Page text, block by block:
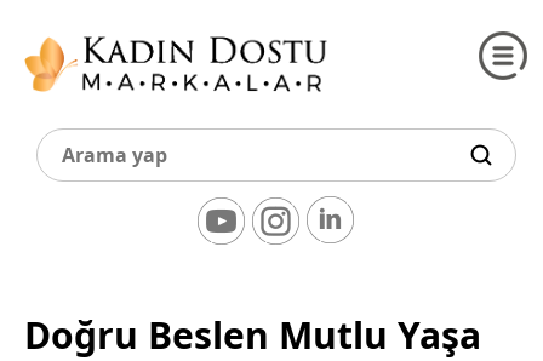
Doğru Beslen Mutlu Yaşa